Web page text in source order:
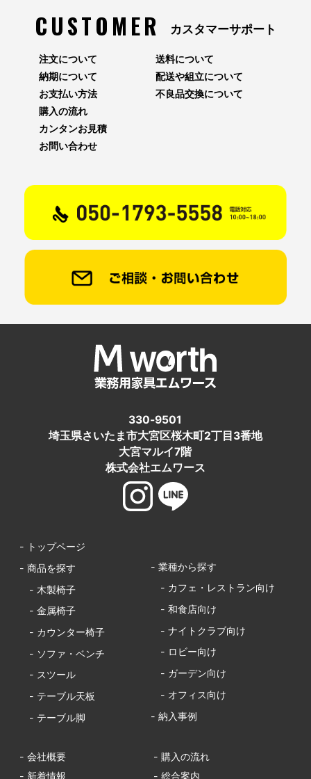
CUSTOMER カスタマーサポート
注文について
納期について
お支払い方法
送料について
配送や組立について
不良品交換について
購入の流れ
カンタンお見積
お問い合わせ
330-9501
埼玉県さいたま市大宮区桜木町2丁目3番地
大宮マルイ7階
株式会社エムワース
- トップページ
- 商品を探す
- 木製椅子
- 金属椅子
- カウンター椅子
- ソファ・ベンチ
- スツール
- テーブル天板
- テーブル脚
- 業種から探す
- カフェ・レストラン向け
- 和食店向け
- ナイトクラブ向け
- ロビー向け
- ガーデン向け
- オフィス向け
- 納入事例
- 会社概要
- 購入の流れ
- 新着情報
- 総合案内